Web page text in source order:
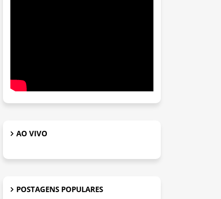
AO VIVO
POSTAGENS POPULARES